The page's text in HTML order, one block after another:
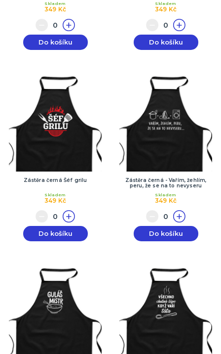
349 Kč
Skladem
Do košíku
349 Kč
Skladem
Do košíku
Zástěra černá Šéf grilu
349 Kč
Skladem
Do košíku
Zástěra černá - Vařím, žehlím,
peru, že se na to nevyseru
349 Kč
Skladem
Do košíku